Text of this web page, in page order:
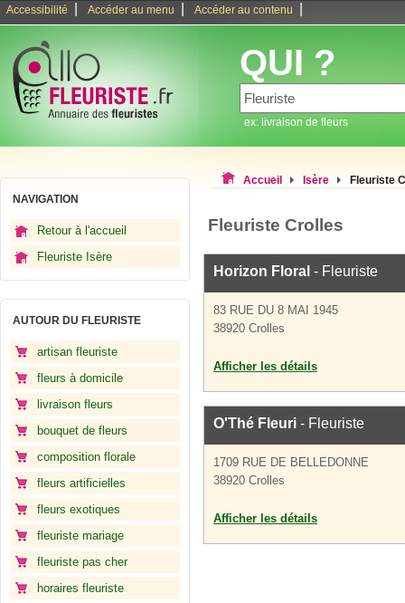
Accessibilité Accéder au menu Accéder au contenu
QUI ?
ex: livraison de fleurs
NAVIGATION
Retour à l'accueil
Fleuriste Isère
AUTOUR DU FLEURISTE
artisan fleuriste
fleurs à domicile
livraison fleurs
bouquet de fleurs
composition florale
fleurs artificielles
fleurs exotiques
fleuriste mariage
fleuriste pas cher
horaires fleuriste
Accueil Isère Fleuriste
Fleuriste Crolles
Horizon Floral - Fleuriste
83 RUE DU 8 MAI 1945
38920 Crolles
Afficher les détails
O'Thé Fleuri - Fleuriste
1709 RUE DE BELLEDONNE
38920 Crolles
Afficher les détails